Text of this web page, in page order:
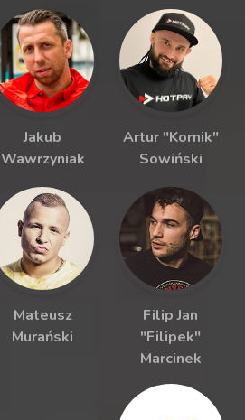
Jakub
Wawrzyniak
Artur "Kornik"
Sowiński
Mateusz
Murański
Filip Jan
"Filipek"
Marcinek